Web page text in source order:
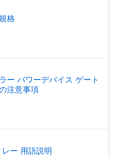
格
ー パワーデバイス ゲート
注意事項
ー 用語説明